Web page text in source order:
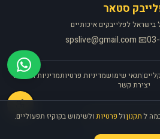
סטאר
לפלייבקים איכותיים
📧 spslive@gmail.com
|תנאי שימושמדיניות פרטיותמדיניות החזרות
יצירת קשר
פועל ברישיון אקו״ם
ל תקנוןול פרטיותולשימוש בקוקיז תפעוליים.